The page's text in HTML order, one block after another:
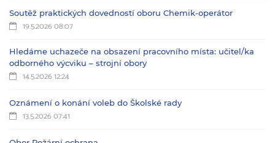
Soutěž praktických dovedností oboru Chemik-operátor
19.5.2026 08:07
Hledáme uchazeče na obsazení pracovního místa: učitel/ka
odborného výcviku – strojní obory
14.5.2026 12:24
Oznámení o konání voleb do Školské rady
13.5.2026 07:41